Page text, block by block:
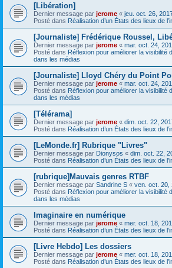
[Libération]
Dernier message par jerome « jeu. oct. 26,
Posté dans Réalisation d’un États des lieux de
[Journaliste] Frédérique Roussel,
Dernier message par jerome « mar. oct. 24,
Posté dans Réflexion pour améliorer la visibilité
dans les médias
[Journaliste] Lloyd Chéry du Point
Dernier message par jerome « mar. oct. 24,
Posté dans Réflexion pour améliorer la visibilité
dans les médias
[Télérama]
Dernier message par jerome « dim. oct. 22,
Posté dans Réalisation d’un États des lieux de
[LeMonde.fr] Rubrique "Livres"
Dernier message par Dionysos « dim. oct. 22,
Posté dans Réalisation d’un États des lieux de
[rubrique]Mauvais genres RTBF
Dernier message par Sandrine S « ven. oct. 20,
Posté dans Réflexion pour améliorer la visibilité
dans les médias
Imaginaire en numérique
Dernier message par jerome « mer. oct. 18,
Posté dans Réalisation d’un États des lieux de
[Livre Hebdo] Les dossiers
Dernier message par jerome « mer. oct. 18,
Posté dans Réalisation d’un États des lieux de